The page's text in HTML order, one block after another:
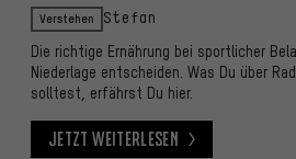
Verstehen Stefan
Die richtige Ernährung bei sportlicher
Niederlage entscheiden. Was Du über
solltest, erfährst Du hier.
Jetzt weiterlesen